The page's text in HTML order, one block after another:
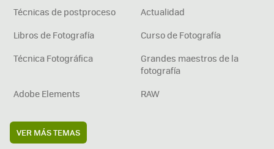
Técnicas de postproceso
Actualidad
Libros de Fotografía
Curso de Fotografía
Técnica Fotográfica
Grandes maestros de la
fotografía
Adobe Elements
RAW
VER MÁS TEMAS